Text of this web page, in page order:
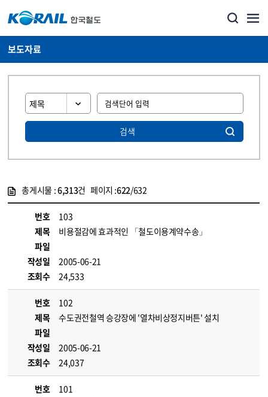
보도자료
검색
총게시물 :6,313건 페이지 :622/632
번호
103
제목
비용절감에 효과적인 「철도이용계약수송」
파일
작성일
2005-06-21
조회수
24,533
번호
102
제목
수도권전철역 승강장에 '열차비상정지버튼' 설치
파일
작성일
2005-06-21
조회수
24,037
번호
101